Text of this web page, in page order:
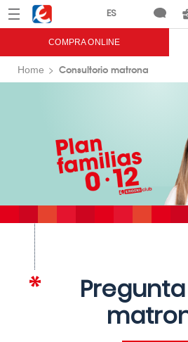
Menú Eroski
COMPRA ONLINE
Home Consultorio matrona